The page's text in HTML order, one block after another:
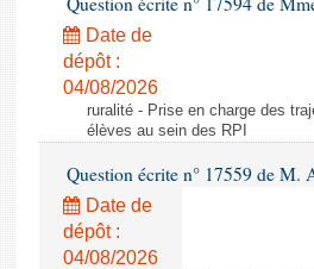
Date de
dépôt :
04/08/2026
ruralité - Prise en charge des
élèves au sein des RPI
Question écrite n° 17559 de M.
Date de
dépôt :
04/08/2026